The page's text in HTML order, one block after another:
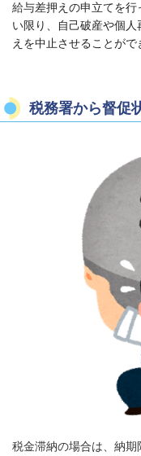
給与差押えの申立てを
い限り、自己破産や個
えを中止させることがで
税務署から督促
税金滞納の場合は、納